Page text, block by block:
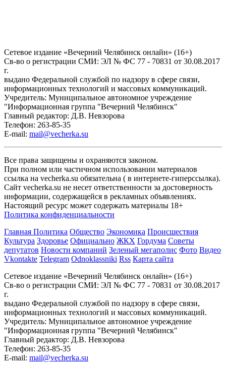
Сетевое издание «Вечерний Челябинск онлайн» (16+)
Cв-во о регистрации СМИ: ЭЛ № ФС 77 - 70831 от 30.08.2017
г.
выдано Федеральной службой по надзору в сфере связи,
информационных технологий и массовых коммуникаций.
Учредитель: Муниципальное автономное учреждение
"Информационная группа "Вечерний Челябинск"
Главный редактор: Д.В. Невзорова
Телефон: 263-85-35
E-mail: mail@vecherka.su
Все права защищены и охраняются законом.
При полном или частичном использовании материалов
ссылка на vecherka.su обязательна ( в интернете-гиперссылка).
Сайт vecherka.su не несет ответственности за достоверность
информации, содержащейся в рекламных объявлениях.
Настоящий ресурс может содержать материалы 18+
Политика конфиденциальности
Главная Политика Общество Экономика Происшествия
Культура Здоровье Официально ЖКХ Гордума Советы
депутатов Новости компаний Зеленый мегаполис Фото Видео
Vkontakte Telegram Odnoklassniki Rss Карта сайта
Сетевое издание «Вечерний Челябинск онлайн» (16+)
Cв-во о регистрации СМИ: ЭЛ № ФС 77 - 70831 от 30.08.2017
г.
выдано Федеральной службой по надзору в сфере связи,
информационных технологий и массовых коммуникаций.
Учредитель: Муниципальное автономное учреждение
"Информационная группа "Вечерний Челябинск"
Главный редактор: Д.В. Невзорова
Телефон: 263-85-35
E-mail: mail@vecherka.su